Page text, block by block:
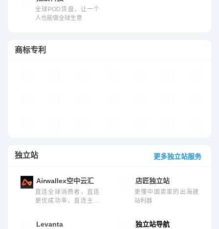
全球POD货盘，让一个
人也能做全球生意
商标专利
独立站 更多独立站服务
Airwallex空中云汇
直连全球消费者，直连
更优成功率，直连主流
店匠独立站
更懂中国卖家的出海建
站利器
Levanta 独立站导航